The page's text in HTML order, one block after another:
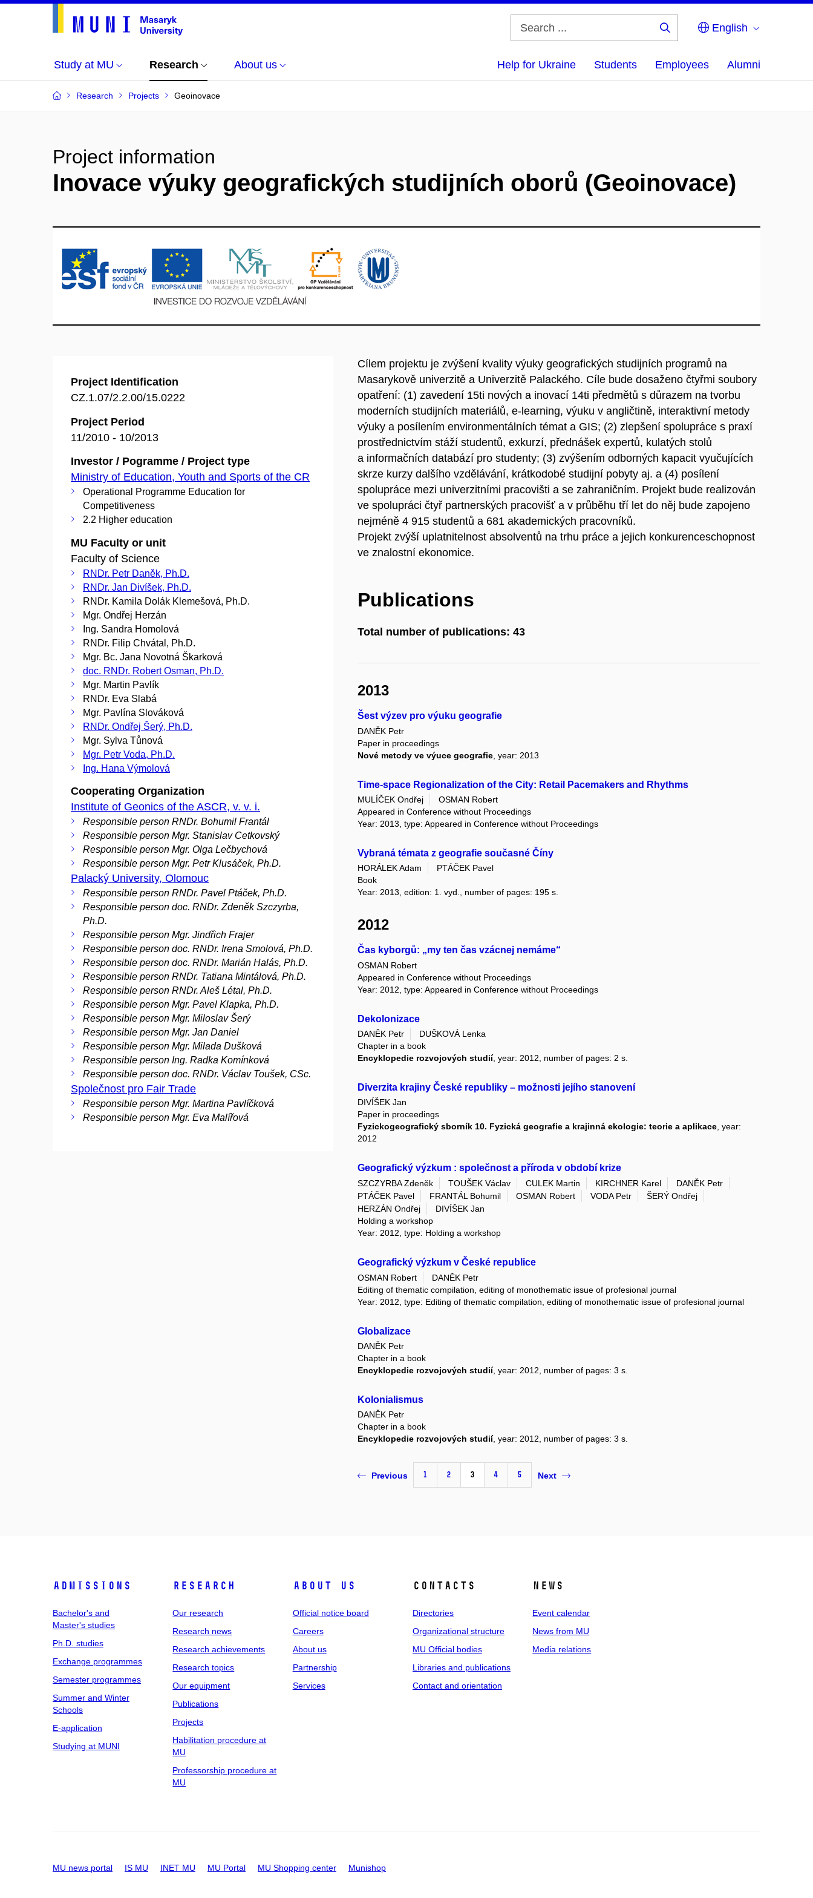
English
Study at MU Research About us Help for Ukraine Students Employees Alumni
Research Projects Geoinovace
Project information
Inovace výuky geografických studijních oborů (Geoinovace)
Project Identification
CZ.1.07/2.2.00/15.0222
Project Period
11/2010 - 10/2013
Investor / Pogramme / Project type
Ministry of Education, Youth and Sports of the CR
Operational Programme Education for
Competitiveness
2.2 Higher education
MU Faculty or unit
Faculty of Science
RNDr. Petr Daněk, Ph.D.
RNDr. Jan Divíšek, Ph.D.
RNDr. Kamila Dolák Klemešová, Ph.D.
Mgr. Ondřej Herzán
Ing. Sandra Homolová
RNDr. Filip Chvátal, Ph.D.
Mgr. Bc. Jana Novotná Škarková
doc. RNDr. Robert Osman, Ph.D.
Mgr. Martin Pavlík
RNDr. Eva Slabá
Mgr. Pavlína Slováková
RNDr. Ondřej Šerý, Ph.D.
Mgr. Sylva Tůnová
Mgr. Petr Voda, Ph.D.
Ing. Hana Výmolová
Cooperating Organization
Institute of Geonics of the ASCR, v. v. i.
Responsible person RNDr. Bohumil Frantál
Responsible person Mgr. Stanislav Cetkovský
Responsible person Mgr. Olga Lečbychová
Responsible person Mgr. Petr Klusáček, Ph.D.
Palacký University, Olomouc
Responsible person RNDr. Pavel Ptáček, Ph.D.
Responsible person doc. RNDr. Zdeněk Szczyrba,
Ph.D.
Responsible person Mgr. Jindřich Frajer
Responsible person doc. RNDr. Irena Smolová, Ph.D.
Responsible person doc. RNDr. Marián Halás, Ph.D.
Responsible person RNDr. Tatiana Mintálová, Ph.D.
Responsible person RNDr. Aleš Létal, Ph.D.
Responsible person Mgr. Pavel Klapka, Ph.D.
Responsible person Mgr. Miloslav Šerý
Responsible person Mgr. Jan Daniel
Responsible person Mgr. Milada Dušková
Responsible person Ing. Radka Komínková
Responsible person doc. RNDr. Václav Toušek, CSc.
Společnost pro Fair Trade
Responsible person Mgr. Martina Pavlíčková
Responsible person Mgr. Eva Malířová
Cílem projektu je zvýšení kvality výuky geografických studijních programů na
Masarykově univerzitě a Univerzitě Palackého. Cíle bude dosaženo čtyřmi soubory
opatření: (1) zavedení 15ti nových a inovací 14ti předmětů s důrazem na tvorbu
moderních studijních materiálů, e-learning, výuku v angličtině, interaktivní metody
výuky a posílením environmentálních témat a GIS; (2) zlepšení spolupráce s praxí
prostřednictvím stáží studentů, exkurzí, přednášek expertů, kulatých stolů
a informačních databází pro studenty; (3) zvýšením odborných kapacit vyučujících
skrze kurzy dalšího vzdělávání, krátkodobé studijní pobyty aj. a (4) posílení
spolupráce mezi univerzitními pracovišti a se zahraničním. Projekt bude realizován
ve spolupráci čtyř partnerských pracovišť a v průběhu tří let do něj bude zapojeno
nejméně 4 915 studentů a 681 akademických pracovníků.
Projekt zvýší uplatnitelnost absolventů na trhu práce a jejich konkurenceschopnost
ve znalostní ekonomice.
Publications
Total number of publications: 43
2013
Šest výzev pro výuku geografie
DANĚK Petr
Paper in proceedings
Nové metody ve výuce geografie , year: 2013
Time-space Regionalization of the City: Retail Pacemakers and Rhythms
MULÍČEK Ondřej
OSMAN Robert
Appeared in Conference without Proceedings
Year: 2013, type: Appeared in Conference without Proceedings
Vybraná témata z geografie současné Číny
HORÁLEK Adam
PTÁČEK Pavel
Book
Year: 2013, edition: 1. vyd., number of pages: 195 s.
2012
Čas kyborgů: „my ten čas vzácnej nemáme“
OSMAN Robert
Appeared in Conference without Proceedings
Year: 2012, type: Appeared in Conference without Proceedings
Dekolonizace
DANĚK Petr
DUŠKOVÁ Lenka
Chapter in a book
Encyklopedie rozvojových studií, year: 2012, number of pages: 2 s.
Diverzita krajiny České republiky – možnosti jejího stanovení
DIVÍŠEK Jan
Paper in proceedings
Fyzickogeografický sborník 10. Fyzická geografie a krajinná ekologie: teorie a aplikace, year:
2012
Geografický výzkum : společnost a příroda v období krize
SZCZYRBA Zdeněk TOUŠEK Václav CULEK Martin KIRCHNER Karel
DANĚK Petr
PTÁČEK Pavel
FRANTÁL Bohumil OSMAN Robert VODA Petr
ŠERÝ Ondřej
HERZÁN Ondřej
DIVÍŠEK Jan
Holding a workshop
Year: 2012, type: Holding a workshop
Geografický výzkum v České republice
OSMAN Robert
DANĚK Petr
Editing of thematic compilation, editing of monothematic issue of profesional journal
Year: 2012, type: Editing of thematic compilation, editing of monothematic issue of profesional journal
Globalizace
DANĚK Petr
Chapter in a book
Encyklopedie rozvojových studií, year: 2012, number of pages: 3 s.
Kolonialismus
DANĚK Petr
Chapter in a book
Encyklopedie rozvojových studií, year: 2012, number of pages: 3 s.
Previous 1 2 3 4 5 Next
Admissions
Bachelor's and
Master's studies
Ph.D. studies
Exchange programmes
Semester programmes
Summer and Winter
Schools
E-application
Studying at MUNI
Research
Our research
Research news
Research achievements
Research topics
Our equipment
Publications
Projects
Habilitation procedure at
MU
Professorship procedure at
MU
About us
Official notice board
Careers
About us
Partnership
Services
Contacts
Directories
Organizational structure
MU Official bodies
Libraries and publications
Contact and orientation
News
Event calendar
News from MU
Media relations
MU news portal IS MU INET MU MU Portal MU Shopping center Munishop